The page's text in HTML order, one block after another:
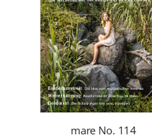
mare No. 114